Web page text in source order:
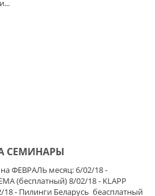
СЕМИНАРЫ
ФЕВРАЛЬ месяц: 6/02/18 -
(бесплатный) 8/02/18 - KLAPP
18 - Пилинги Беларусь беасплатный